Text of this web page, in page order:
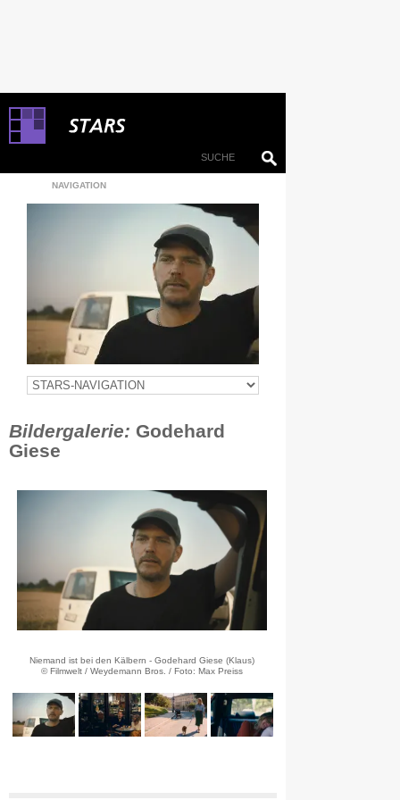
NAVIGATION
Bildergalerie: Godehard
Giese
Niemand ist bei den Kälbern - Godehard Giese (Klaus)
© Filmwelt / Weydemann Bros. / Foto: Max Preiss